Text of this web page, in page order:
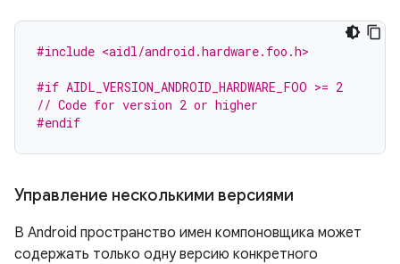
#include <aidl/android.hardware.foo.h>
#if AIDL_VERSION_ANDROID_HARDWARE_FOO >= 2
// Code for version 2 or higher
#endif
Управление несколькими версиями
В Android пространство имен компоновщика может
содержать только одну версию конкретного